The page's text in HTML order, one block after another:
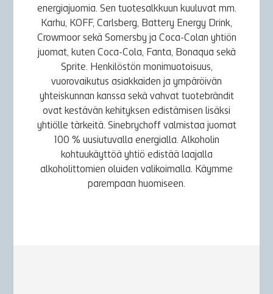
energiajuomia. Sen tuotesalkkuun kuuluvat mm.
Karhu, KOFF, Carlsberg, Battery Energy Drink,
Crowmoor sekä Somersby ja Coca-Colan yhtiön
juomat, kuten Coca-Cola, Fanta, Bonaqua sekä
Sprite. Henkilöstön monimuotoisuus,
vuorovaikutus asiakkaiden ja ympäröivän
yhteiskunnan kanssa sekä vahvat tuotebrändit
ovat kestävän kehityksen edistämisen lisäksi
yhtiölle tärkeitä. Sinebrychoff valmistaa juomat
100 % uusiutuvalla energialla. Alkoholin
kohtuukäyttöä yhtiö edistää laajalla
alkoholittomien oluiden valikoimalla. Käymme
parempaan huomiseen.